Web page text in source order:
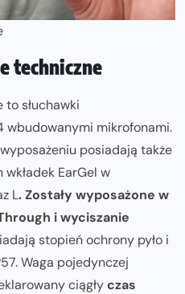
techniczne
słuchawki
wbudowanymi mikrofonami.
posiadają także
EarGel w
L. Zostały wyposażone w
i wyciszanie
stopień ochrony pyło i
Waga pojedynczej
ciągłyczas